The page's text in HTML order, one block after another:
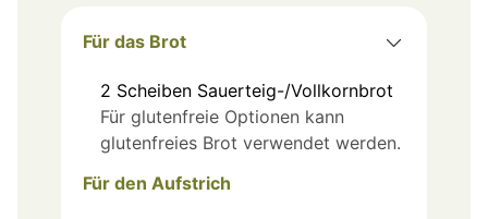
Für das Brot
2 Scheiben Sauerteig-/Vollkornbrot
Für glutenfreie Optionen kann
glutenfreies Brot verwendet werden.
Für den Aufstrich